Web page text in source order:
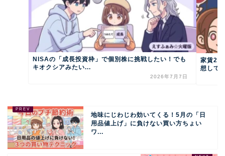
NISAの「成長投資枠」で個別株に挑戦したい！でも
キオクシアみたい...
2026年7月7日
家賃2
想して
地味にじわじわ効いてくる！5月の「日
用品値上げ」に負けない買い方ちょい
ワ...